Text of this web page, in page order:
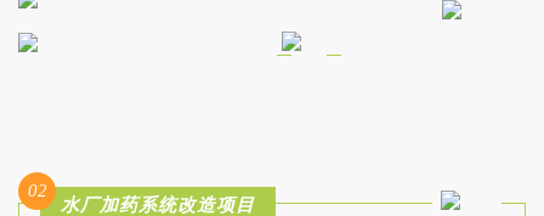
02
水厂加药系统改造项目